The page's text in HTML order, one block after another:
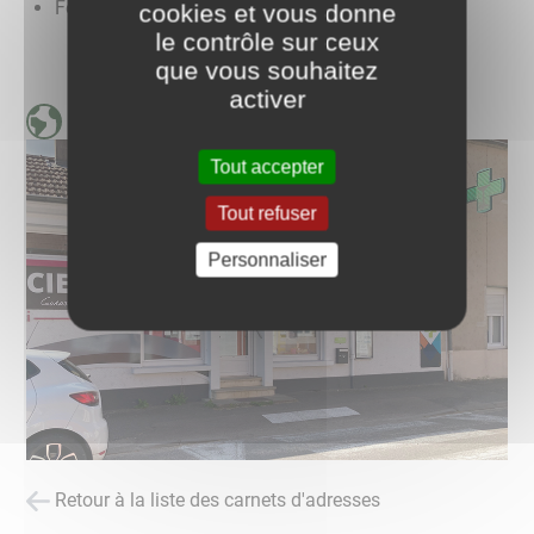
Fermé le dimanche
Retour à la liste des carnets d'adresses
cookies et vous donne
le contrôle sur ceux
que vous souhaitez
activer
Tout accepter
Tout refuser
Personnaliser